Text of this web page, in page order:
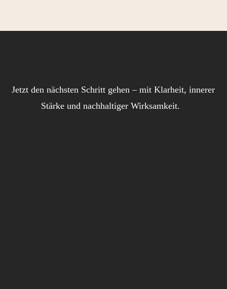
Jetzt den nächsten Schritt gehen – mit Klarheit, innerer
Stärke und nachhaltiger Wirksamkeit.